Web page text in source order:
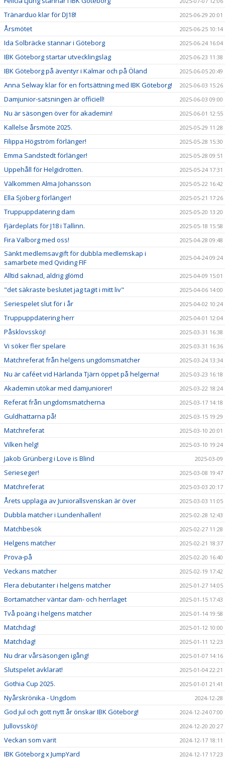
Tränarduo klar för DJ18! 2025-06-29 20:01
Årsmötet 2025-06-25 10:14
Ida Solbräcke stannar i Göteborg 2025-06-24 16:04
IBK Göteborg startar utvecklingslag 2025-06-23 11:38
IBK Göteborg på äventyr i Kalmar och på Öland 2025-06-05 20:49
Anna Selway klar för en fortsättning med IBK Göteborg! 2025-06-03 15:26
Damjunior-satsningen är officiell! 2025-06-03 09:00
Nu är säsongen över för akademin! 2025-06-01 12:55
Kallelse årsmöte 2025. 2025-05-29 11:28
Filippa Högström förlänger! 2025-05-28 15:30
Emma Sandstedt förlänger! 2025-05-28 09:51
Uppehåll för Helgidrotten. 2025-05-24 17:31
Välkommen Alma Johansson 2025-05-22 16:42
Ella Sjöberg förlänger! 2025-05-21 17:26
Truppuppdatering dam 2025-05-20 13:20
Fjärdeplats för J18 i Tallinn. 2025-05-18 15:58
Fira Valborg med oss! 2025-04-28 09:48
Sänkt medlemsavgift för dubbla medlemskap i
samarbete med Qviding FIF
2025-04-24 09:24
Alltid saknad, aldrig glömd 2025-04-09 15:01
"det säkraste beslutet jag tagit i mitt liv" 2025-04-06 14:00
Seriespelet slut för i år 2025-04-02 10:24
Truppuppdatering herr 2025-04-01 12:04
Påsklovssköj! 2025-03-31 16:38
Vi söker fler spelare 2025-03-31 16:36
Matchreferat från helgens ungdomsmatcher 2025-03-24 13:34
Nu är caféet vid Härlanda Tjärn öppet på helgerna! 2025-03-23 16:18
Akademin utökar med damjuniorer! 2025-03-22 18:24
Referat från ungdomsmatcherna 2025-03-17 14:18
Guldhattarna på! 2025-03-15 19:29
Matchreferat 2025-03-10 20:01
Vilken helg! 2025-03-10 19:24
Jakob Grünberg i Love is Blind 2025-03-09
Serieseger! 2025-03-08 19:47
Matchreferat 2025-03-03 20:17
Årets upplaga av Juniorallsvenskan är över 2025-03-03 11:05
Dubbla matcher i Lundenhallen! 2025-02-28 12:43
Matchbesök 2025-02-27 11:28
Helgens matcher 2025-02-21 18:37
Prova-på 2025-02-20 16:40
Veckans matcher 2025-02-19 17:42
Flera debutanter i helgens matcher 2025-01-27 14:05
Bortamatcher väntar dam- och herrlaget 2025-01-15 17:43
Två poäng i helgens matcher 2025-01-14 19:58
Matchdag! 2025-01-12 10:00
Matchdag! 2025-01-11 12:23
Nu drar vårsäsongen igång! 2025-01-07 14:16
Slutspelet avklarat! 2025-01-04 22:21
Gothia Cup 2025. 2025-01-01 21:41
Nyårskrönika - Ungdom 2024-12-28
God jul och gott nytt år önskar IBK Göteborg! 2024-12-24 07:00
Jullovssköj! 2024-12-20 20:27
Veckan som varit 2024-12-17 18:11
IBK Göteborg x JumpYard 2024-12-17 17:23